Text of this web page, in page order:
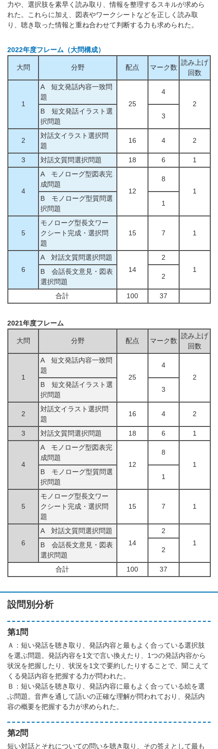
力や、選択肢を素早く読み取り、情報を整理するスキルが求めら
れた。これらに加え、図表やワークシートなどを正しく読み取
り、聴き取った情報と重ね合わせて判断する力も求められた。
2022年度フレーム（大問構成）
大問 分野 配点 マーク数
読み上げ
回数
1
A 短文発話内容一致問
題
25
4
2
B 短文発話イラスト選
択問題
3
2
対話文イラスト選択問
題
16 4 2
3 対話文質問選択問題 18 6 1
4
A モノローグ型図表完
成問題
12
8
1
B モノローグ型質問選
択問題
1
5
モノローグ型長文ワー
クシート完成・選択問
題
15 7 1
6
A 対話文質問選択問題
14
2
1
B 会話長文意見・図表
選択問題
2
合計 100 37
2021年度フレーム
大問 分野 配点 マーク数
読み上げ
回数
1
A 短文発話内容一致問
題
25
4
2
B 短文発話イラスト選
択問題
3
2
対話文イラスト選択問
題
16 4 2
3 対話文質問選択問題 18 6 1
4
A モノローグ型図表完
成問題
12
8
1
B モノローグ型質問選
択問題
1
5
モノローグ型長文ワー
クシート完成・選択問
題
15 7 1
6
A 対話文質問選択問題
14
2
1
B 会話長文意見・図表
選択問題
2
合計 100 37
設問別分析
第1問
Ａ：短い発話を聴き取り、発話内容と最もよく合っている選択肢
を選ぶ問題。発話内容を1文で言い換えたり、1つの発話内容から
状況を把握したり、状況を1文で要約したりすることで、聞こえて
くる発話内容を把握する力が問われた。
Ｂ：短い発話を聴き取り、発話内容に最もよく合っている絵を選
ぶ問題。音声を通して語いの正確な理解が問われており、発話内
容の概要を把握する力が求められた。
第2問
短い対話とそれについての問いを聴き取り、その答えとして最も